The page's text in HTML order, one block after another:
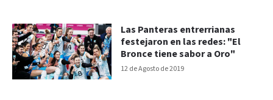
12 de Agosto de 2019
Las Panteras entrerrianas
festejaron en las redes: "El
Bronce tiene sabor a Oro"